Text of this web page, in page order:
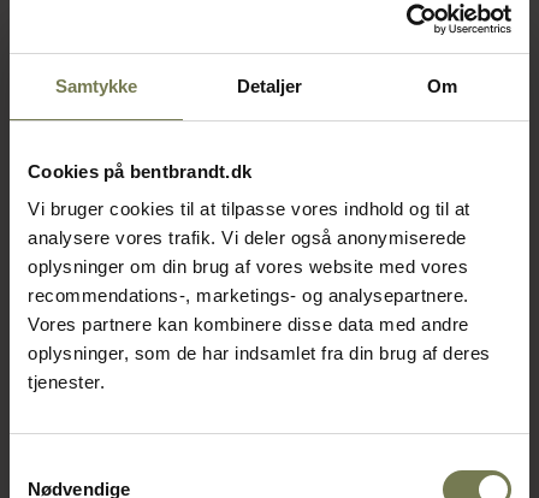
Samtykke Detaljer Om
Cookies på bentbrandt.dk
Vi bruger cookies til at tilpasse vores indhold og til at
analysere vores trafik. Vi deler også anonymiserede
oplysninger om din brug af vores website med vores
recommendations-, marketings- og analysepartnere.
Vores partnere kan kombinere disse data med andre
oplysninger, som de har indsamlet fra din brug af deres
tjenester.
Nødvendige